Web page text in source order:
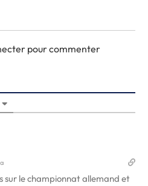
pour commenter
sur le championnat allemand et